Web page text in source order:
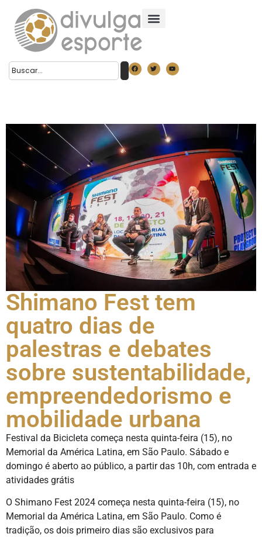
Shimano Fest tem
quatro dias de
palestras e debates
sobre sustentabilidade,
empreendedorismo e
mobilidade urbana
Festival da Bicicleta começa nesta quinta-feira (15), no
Memorial da América Latina, em São Paulo. Sábado e
domingo é aberto ao público, a partir das 10h, com entrada e
atividades grátis
O Shimano Fest 2024 começa nesta quinta-feira (15), no
Memorial da América Latina, em São Paulo. Como é
tradição, os dois primeiro dias são exclusivos para